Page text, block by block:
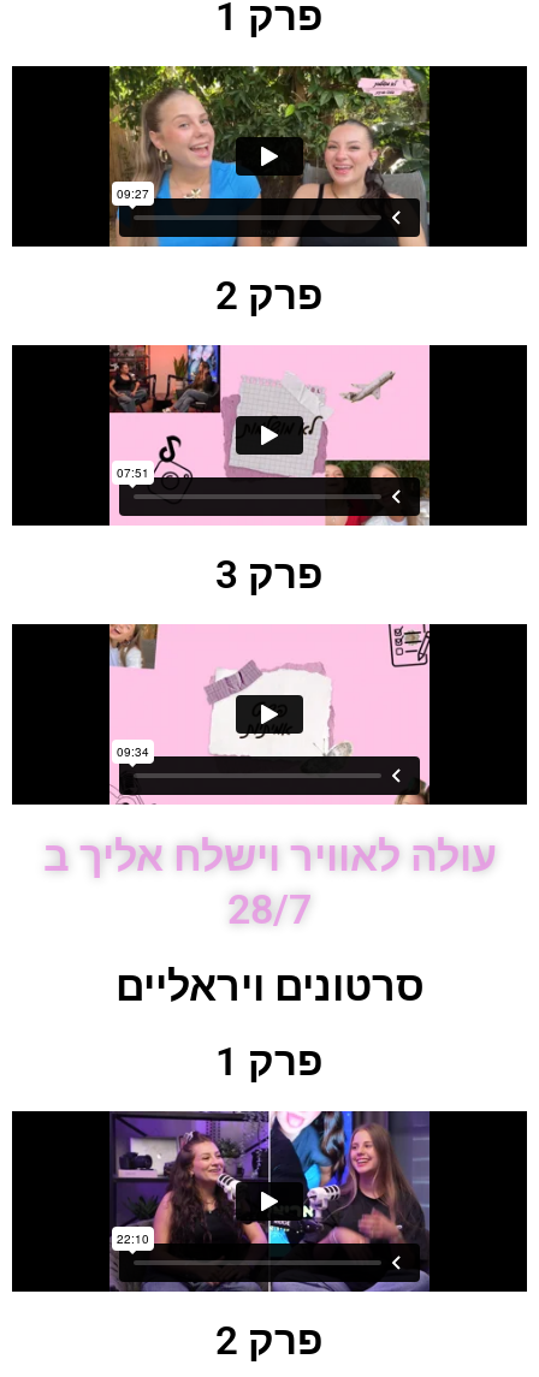
פרק 1
פרק 2
פרק 3
עולה לאוויר וישלח אליך ב
28/7
סרטונים ויראליים
פרק 1
פרק 2